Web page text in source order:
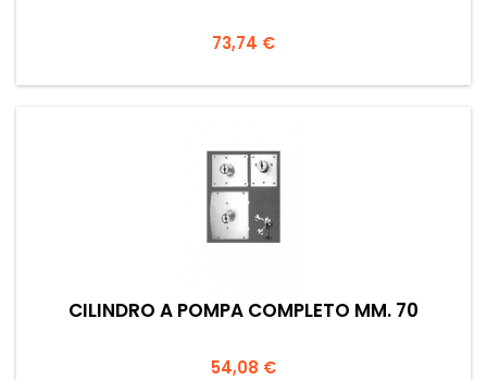
Prezzo
73,74 €
CILINDRO A POMPA COMPLETO MM. 70
Prezzo
54,08 €